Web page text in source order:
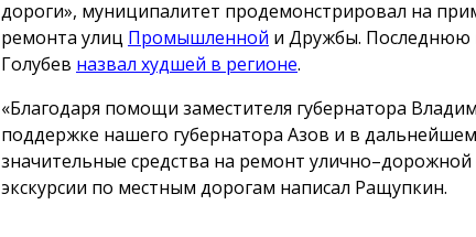
дороги», муниципалитет продемонстрировал на
ремонта улиц Промышленной и Дружбы. Последнюю
Голубев назвал худшей в регионе.
«Благодаря помощи заместителя губернатора
поддержке нашего губернатора Азов и в
значительные средства на ремонт улично–дорожной
экскурсии по местным дорогам написал Ращупкин.